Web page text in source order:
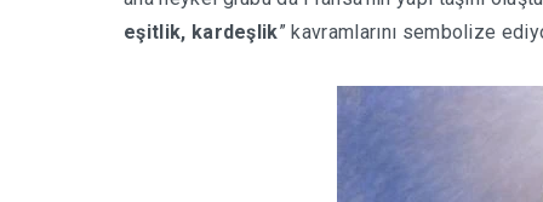
eşitlik, kardeşlik” kavramlarını sembolize